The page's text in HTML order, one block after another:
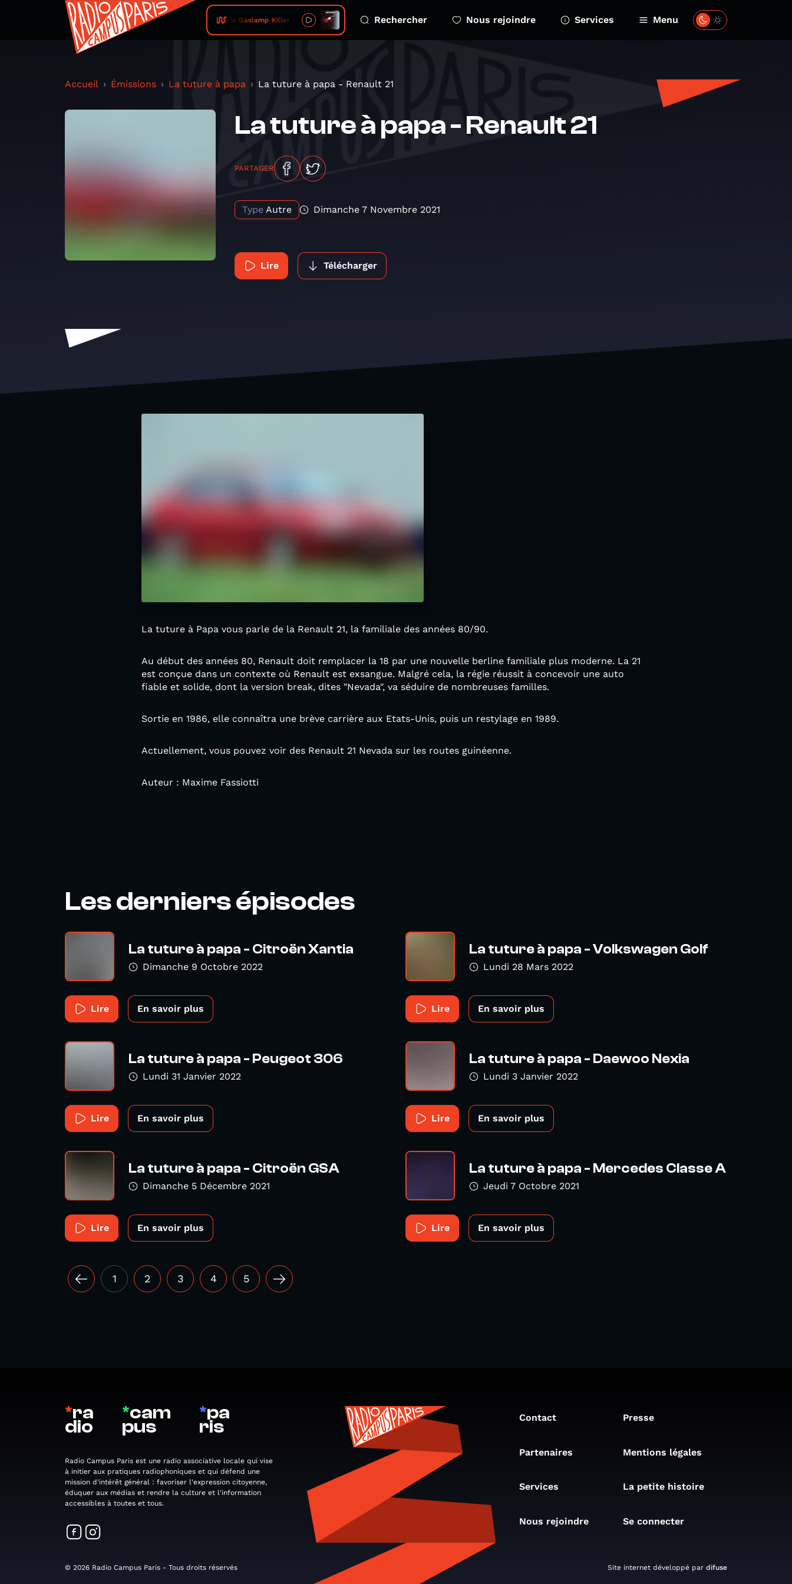
The Gaslamp Killer • Nissim Rechercher Nous rejoindre Services Menu
Accueil Émissions La tuture à papa La tuture à papa - Renault 21
La tuture à papa - Renault 21
PARTAGER
Type Autre Dimanche 7 Novembre 2021
Lire Télécharger
La tuture à Papa vous parle de la Renault 21, la familiale des années 80/90.
Au début des années 80, Renault doit remplacer la 18 par une nouvelle berline familiale plus moderne. La 21
est conçue dans un contexte où Renault est exsangue. Malgré cela, la régie réussit à concevoir une auto
fiable et solide, dont la version break, dites "Nevada", va séduire de nombreuses familles.
Sortie en 1986, elle connaîtra une brève carrière aux Etats-Unis, puis un restylage en 1989.
Actuellement, vous pouvez voir des Renault 21 Nevada sur les routes guinéenne.
Auteur : Maxime Fassiotti
Les derniers épisodes
La tuture à papa - Citroën Xantia
Dimanche 9 Octobre 2022
Lire En savoir plus
La tuture à papa - Volkswagen Golf
Lundi 28 Mars 2022
Lire En savoir plus
La tuture à papa - Peugeot 306
Lundi 31 Janvier 2022
Lire En savoir plus
La tuture à papa - Daewoo Nexia
Lundi 3 Janvier 2022
Lire En savoir plus
La tuture à papa - Citroën GSA
Dimanche 5 Décembre 2021
Lire En savoir plus
La tuture à papa - Mercedes Classe A
Jeudi 7 Octobre 2021
Lire En savoir plus
1 2 3 4 5
*ra
dio
*cam
pus
*pa
ris
Radio Campus Paris est une radio associative locale qui vise
à initier aux pratiques radiophoniques et qui défend une
mission d'intérêt général : favoriser l'expression citoyenne,
éduquer aux médias et rendre la culture et l'information
accessibles à toutes et tous.
Contact Presse
Partenaires Mentions légales
Services La petite histoire
Nous rejoindre Se connecter
© 2026 Radio Campus Paris - Tous droits réservés Site internet développé par difuse